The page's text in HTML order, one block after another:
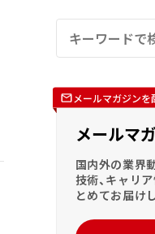
メールマガジンを
メールマ
国内外の業界
技術、キャリ
とめてお届け